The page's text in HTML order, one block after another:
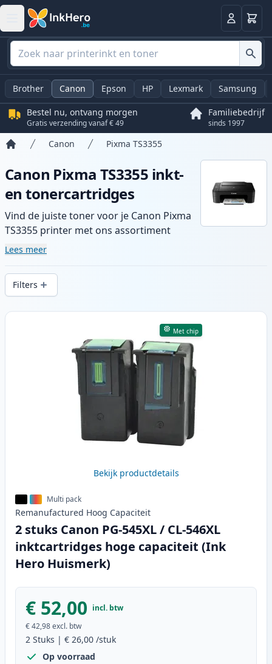
Log in
Brother Canon Epson HP Lexmark Samsung
Bestel nu, ontvang morgen
Gratis verzending vanaf € 49
Familiebedrijf
sinds 1997
Canon Pixma TS3355
Canon Pixma TS3355 inkt-
en tonercartridges
Vind de juiste toner voor je Canon Pixma
TS3355 printer met ons assortiment
compatibele en high-yield cartridges.
snelle levering vanuit lokale voorraad in .
Lees meer
Filters
Producten
Met chip
Bekijk productdetails
Multi pack
Remanufactured Hoog Capaciteit
2 stuks Canon PG-545XL / CL-546XL
inktcartridges hoge capaciteit (Ink
Hero Huismerk)
€ 52,00 incl. btw
€ 42,98excl. btw
2 Stuks | € 26,00 /stuk
Op voorraad